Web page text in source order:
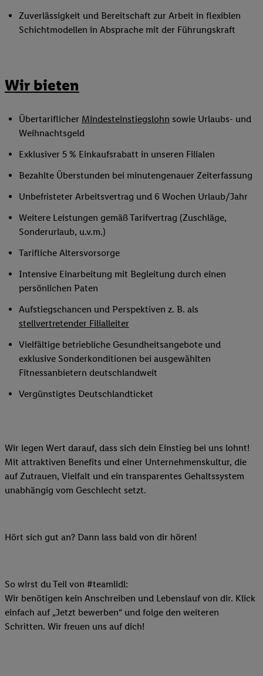
Zuverlässigkeit und Bereitschaft zur Arbeit in flexiblen
Schichtmodellen in Absprache mit der Führungskraft
Wir bieten
Übertariflicher Mindesteinstiegslohn sowie Urlaubs- und
Weihnachtsgeld
Exklusiver 5 % Einkaufsrabatt in unseren Filialen
Bezahlte Überstunden bei minutengenauer Zeiterfassung
Unbefristeter Arbeitsvertrag und 6 Wochen Urlaub/Jahr
Weitere Leistungen gemäß Tarifvertrag (Zuschläge,
Sonderurlaub, u.v.m.)
Tarifliche Altersvorsorge
Intensive Einarbeitung mit Begleitung durch einen
persönlichen Paten
Aufstiegschancen und Perspektiven z. B. als
stellvertretender Filialleiter
Vielfältige betriebliche Gesundheitsangebote und
exklusive Sonderkonditionen bei ausgewählten
Fitnessanbietern deutschlandweit
Vergünstigtes Deutschlandticket
Wir legen Wert darauf, dass sich dein Einstieg bei uns lohnt!
Mit attraktiven Benefits und einer Unternehmenskultur, die
auf Zutrauen, Vielfalt und ein transparentes Gehaltssystem
unabhängig vom Geschlecht setzt.
Hört sich gut an? Dann lass bald von dir hören!
So wirst du Teil von #teamlidl:
Wir benötigen kein Anschreiben und Lebenslauf von dir. Klick
einfach auf „Jetzt bewerben“ und folge den weiteren
Schritten. Wir freuen uns auf dich!